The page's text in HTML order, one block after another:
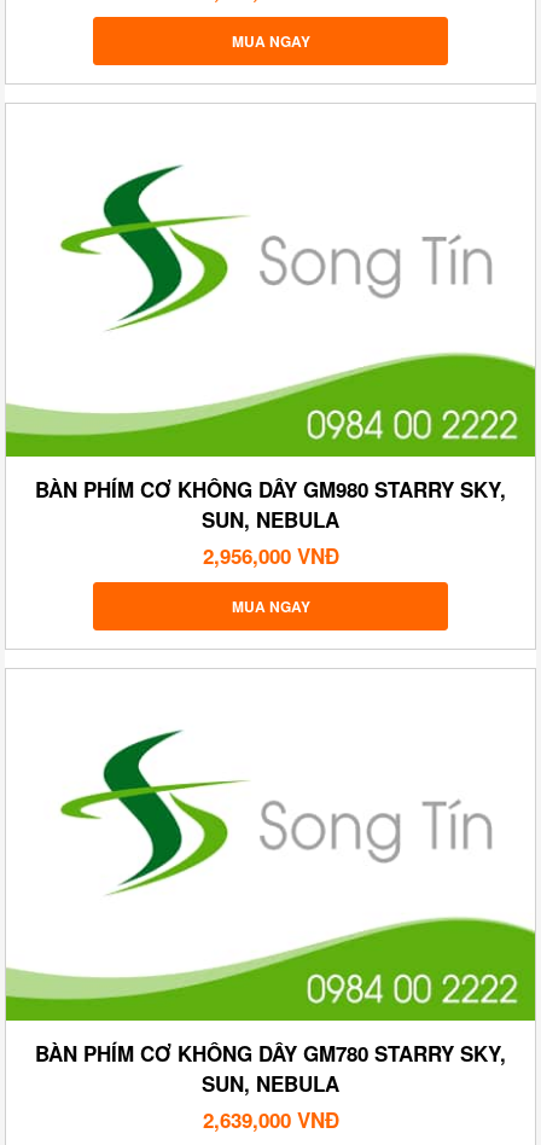
MUA NGAY
BÀN PHÍM CƠ KHÔNG DÂY GM980 STARRY SKY,
SUN, NEBULA
2,956,000 VNĐ
MUA NGAY
BÀN PHÍM CƠ KHÔNG DÂY GM780 STARRY SKY,
SUN, NEBULA
2,639,000 VNĐ